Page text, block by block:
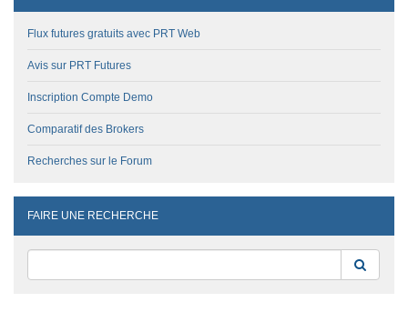
Flux futures gratuits avec PRT Web
Avis sur PRT Futures
Inscription Compte Demo
Comparatif des Brokers
Recherches sur le Forum
FAIRE UNE RECHERCHE